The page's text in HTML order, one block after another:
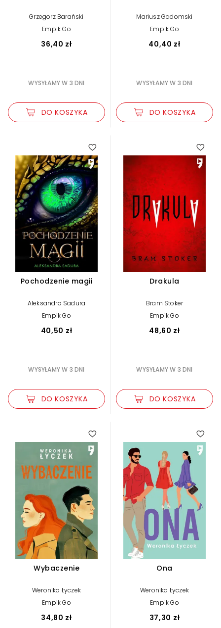
Grzegorz Barański
Empik Go
36,40 zł
WYSYŁAMY W 3 DNI
DO KOSZYKA
Mariusz Gadomski
Empik Go
40,40 zł
WYSYŁAMY W 3 DNI
DO KOSZYKA
Pochodzenie magii
Aleksandra Sadura
Empik Go
40,50 zł
WYSYŁAMY W 3 DNI
DO KOSZYKA
Drakula
Bram Stoker
Empik Go
48,60 zł
WYSYŁAMY W 3 DNI
DO KOSZYKA
Wybaczenie
Weronika Łyczek
Empik Go
34,80 zł
Ona
Weronika Łyczek
Empik Go
37,30 zł